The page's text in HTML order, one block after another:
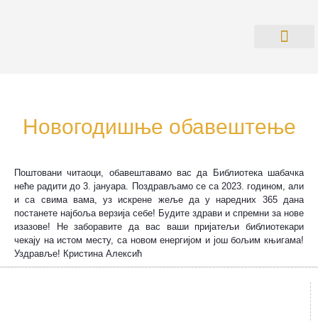
Новогодишње обавештење
Поштовани читаоци, обавештавамо вас да Библиотека шабачка
неће радити до 3. јануара. Поздрављамо се са 2023. годином, али
и са свима вама, уз искрене жеље да у наредних 365 дана
постанете најбоља верзија себе! Будите здрави и спремни за нове
изазове! Не заборавите да вас ваши пријатељи библиотекари
чекају на истом месту, са новом енергијом и још бољим књигама!
Уздравље! Кристина Алексић